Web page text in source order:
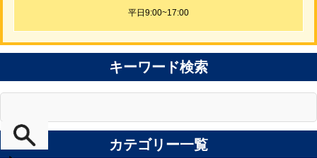
平日9:00~17:00
キーワード検索
カテゴリー一覧